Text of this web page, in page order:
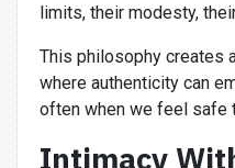
limits, their modesty,
This philosophy creates
where authenticity can
often when we feel safe
Intimacy